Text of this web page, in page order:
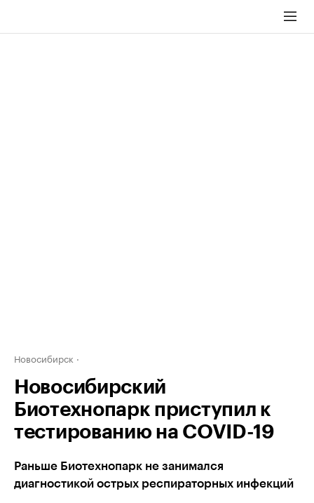
Новосибирск
Новосибирский
Биотехнопарк приступил к
тестированию на COVID-19
Раньше Биотехнопарк не занимался
диагностикой острых респираторных инфекций